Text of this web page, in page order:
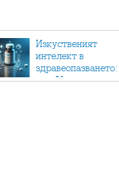
Изкуственият
интелект в
здравеопазването:
как AI променя